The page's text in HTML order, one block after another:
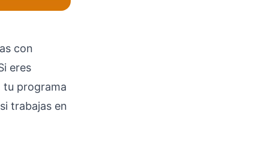
con
eres
tu programa
trabajas en